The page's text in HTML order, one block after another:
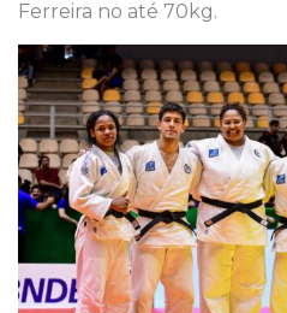
Ferreira no até 70kg.